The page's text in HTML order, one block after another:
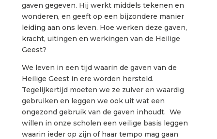
gaven gegeven. Hij werkt middels tekenen en
wonderen, en geeft op een bijzondere manier
leiding aan ons leven. Hoe werken deze gaven,
kracht, uitingen en werkingen van de Heilige
Geest?
We leven in een tijd waarin de gaven van de
Heilige Geest in ere worden hersteld.
Tegelijkertijd moeten we ze zuiver en waardig
gebruiken en leggen we ook uit wat een
ongezond gebruik van de gaven inhoudt. We
willen in onze scholen een veilige basis leggen
waarin ieder op zijn of haar tempo mag gaan